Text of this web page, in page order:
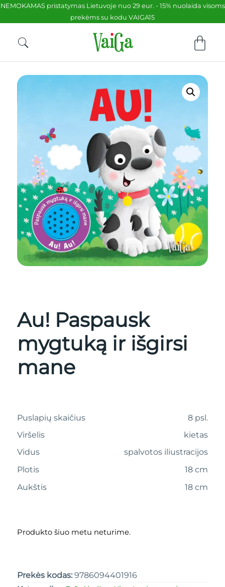
NEMOKAMAS pristatymas Lietuvoje nuo 29 eur. - 15% nuolaida visoms
prekėms su kodu VAIGA15
Au! Paspausk
mygtuką ir išgirsi
mane
Puslapių skaičius
8 psl.
Viršelis
kietas
Vidus
spalvotos iliustracijos
Plotis
18 cm
Aukštis
18 cm
Produkto šiuo metu neturime.
Prekės kodas: 9786094401916